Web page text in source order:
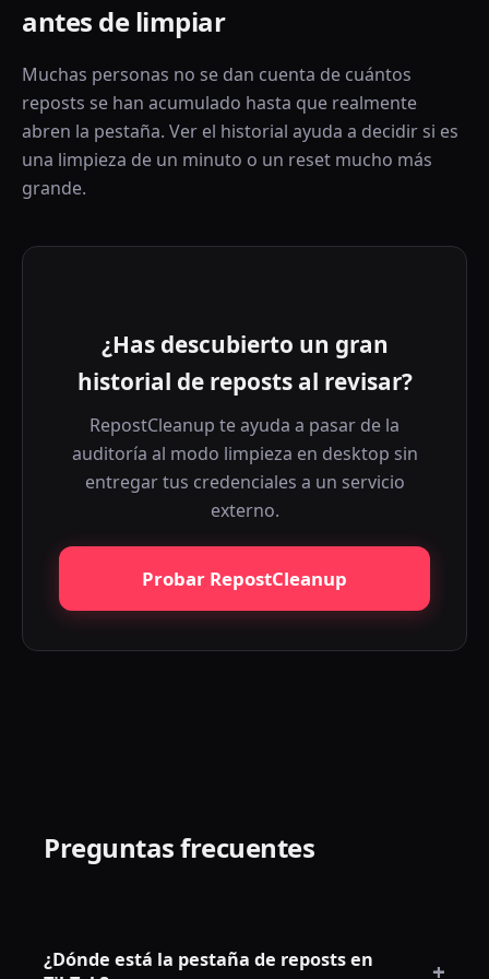
antes de limpiar
Muchas personas no se dan cuenta de cuántos
reposts se han acumulado hasta que realmente
abren la pestaña. Ver el historial ayuda a decidir si es
una limpieza de un minuto o un reset mucho más
grande.
¿Has descubierto un gran
historial de reposts al revisar?
RepostCleanup te ayuda a pasar de la
auditoría al modo limpieza en desktop sin
entregar tus credenciales a un servicio
externo.
Probar RepostCleanup
Preguntas frecuentes
¿Dónde está la pestaña de reposts en
+